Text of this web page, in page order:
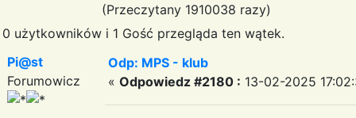
(Przeczytany 1910038 razy)
0 użytkowników i 1 Gość przegląda ten wątek.
Pi@st
Forumowicz
Odp: MPS - klub
« Odpowiedz #2180 : 13-02-2025